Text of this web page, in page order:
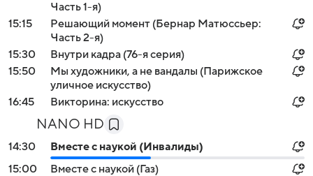
Часть 1-я)
15:15
Решающий момент (Бернар Матюссьер:
Часть 2-я)
15:30
Внутри кадра (76-я серия)
15:50
Мы художники, а не вандалы (Парижское
уличное искусство)
16:45
Викторина: искусство
NANO HD
14:30
Вместе с наукой (Инвалиды)
15:00
Вместе с наукой (Газ)